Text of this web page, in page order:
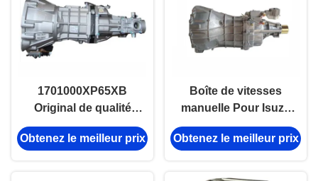
1701000XP65XB
Original de qualité
boîte de vitesses
grand mur wingle 5
Obtenez le meilleur prix
Boîte de vitesses
manuelle Pour Isuzu
Tfr55 Dmax 4*2
Pickup
Obtenez le meilleur prix